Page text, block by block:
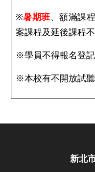
※暑期班、額滿課
案課程及延後課程
※學員不得報名登記
※本校有不開放試聽
新北